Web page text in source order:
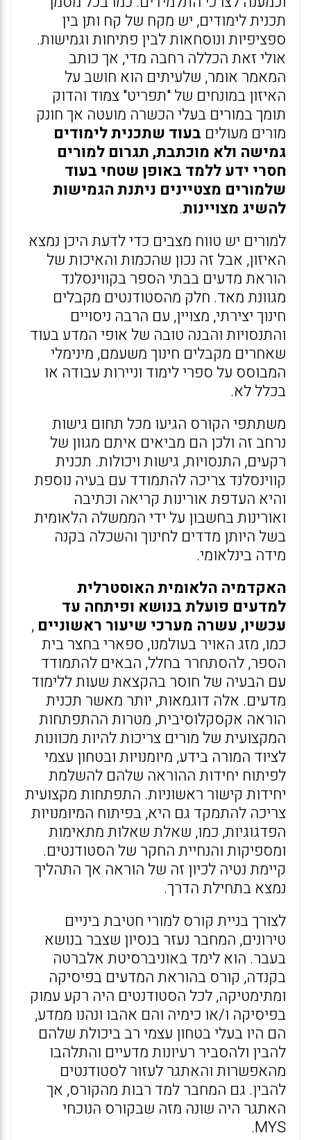
תכנית לימודים, יש מקח של קח ותן בין
ספציפיות ונוסחאות לבין פתיחות וגמישות.
אולי זאת הכללה רחבה מדי, אך כותב
המאמר אומר, שלעיתים הוא חושב על
האיזון במונחים של "תפריט" צמוד והדוק
תומך במורים בעלי הכשרה מועטה אך חונק
מורים מעולים בעוד שתכנית לימודים
גמישה ולא מוכתבת, תגרום למורים
חסרי ידע ללמד באופן שטחי בעוד
שלמורים מצטיינים ניתנת הגמישות
להשיג מצויינות.
למורים יש טווח מצבים כדי לדעת היכן נמצא
האיזון, אבל זה נכון שהכמות והאיכות של
הוראת מדעים בבתי הספר בקווינסלנד
מגוונת מאד. חלק מהסטודנטים מקבלים
חינוך יצירתי, מצויין, עם הרבה ניסויים
והתנסויות והבנה טובה של אופי המדע בעוד
שאחרים מקבלים חינוך משעמם, מינימלי
המבוסס על ספרי לימוד וניירות עבודה או
בכלל לא.
משתתפי הקורס הגיעו מכל תחום גישות
נרחב זה ולכן הם מביאים איתם מגוון של
רקעים, התנסויות, גישות ויכולות. תכנית
קווינסלנד צריכה להתמודד עם בעיה נוספת
והיא העדפת אורינות קריאה וכתיבה
ואורינות בחשבון על ידי הממשלה הלאומית
בשל היותן מדדים לחינוך והשכלה בקנה
מידה בינלאומי.
האקדמיה הלאומית האוסטרלית
למדעים פועלת בנושא ופיתחה עד
עכשיו, עשרה מערכי שיעור ראשוניים ,
כמו, מזג האויר בעולמנו, ספארי בחצר בית
הספר, להסתחרר בחלל, הבאים להתמודד
עם הבעיה של חוסר בהקצאת שעות ללימוד
מדעים. אלה דוגמאות, יותר מאשר תכנית
הוראה אקסקלוסיבית, מטרות ההתפתחות
המקצועית של מורים צריכות להיות מכוונות
לציוד המורה בידע, מיומנויות ובטחון עצמי
לפיתוח יחידות ההוראה שלהם להשלמת
יחידות קישור ראשוניות. התפתחות מקצועית
צריכה להתמקד גם היא, בפיתוח המיומנויות
הפדגוגיות, כמו, שאלת שאלות מתאימות
ומספיקות והנחיית החקר של הסטודנטים.
קיימת נטיה לכיון זה של הוראה אך התהליך
נמצא בתחילת הדרך.
לצורך בניית קורס למורי חטיבת ביניים
טירונים, המחבר נעזר בנסיון שצבר בנושא
בעבר. הוא לימד באוניברסיטת אלברטה
בקנדה, קורס בהוראת המדעים בפיסיקה
ומתימטיקה, לכל הסטודנטים היה רקע עמוק
בפיסיקה ו/או כימיה והם אהבו ונהנו ממדע,
הם היו בעלי בטחון עצמי רב ביכולת שלהם
להבין ולהסביר רעיונות מדעיים והתלהבו
מהאפשרות והאתגר לעזור לסטודנטים
להבין. גם המחבר למד רבות מהקורס, אך
האתגר היה שונה מזה שבקורס הנוכחי
MYS.